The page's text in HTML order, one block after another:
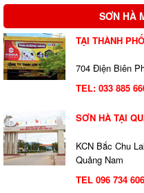
SƠN HÀ
TẠI THÀNH
704 Điện Biên
TEL: 033 885
SƠN HÀ TẠI
KCN Bắc Chu
Quảng Nam
TEL 096 734